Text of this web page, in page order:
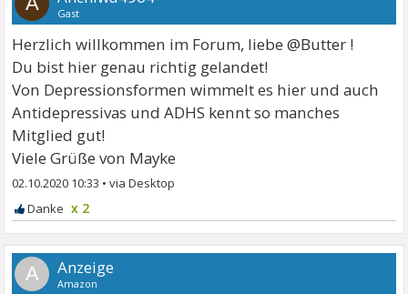
Gast
Herzlich willkommen im Forum, liebe @Butter !
Du bist hier genau richtig gelandet!
Von Depressionsformen wimmelt es hier und auch
Antidepressivas und ADHS kennt so manches
Mitglied gut!
Viele Grüße von Mayke
02.10.2020 10:33 •
x 2
A